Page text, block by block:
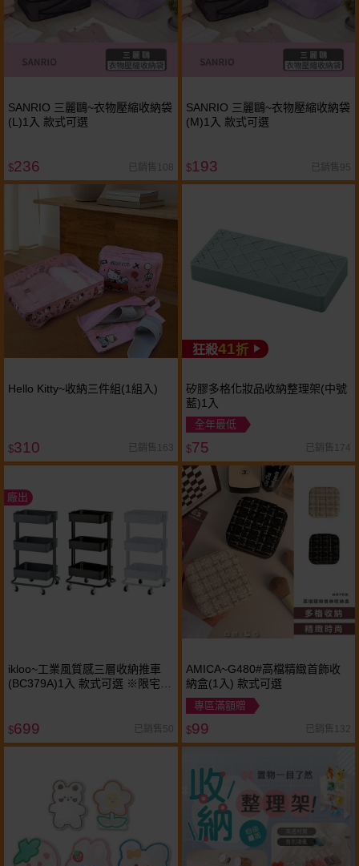
SANRIO 三麗鷗~衣物壓縮收納袋
(L)1入 款式可選
$236 已銷售108
SANRIO 三麗鷗~衣物壓縮收納袋
(M)1入 款式可選
$193 已銷售95
Hello Kitty~收納三件組(1組入)
$310 已銷售163
狂殺41折
矽膠多格化妝品收納整理架(中號
藍)1入
全年最低
$75 已銷售174
廠出
ikloo~工業風質感三層收納推車
(BC379A)1入 款式可選 ※限宅配
$699 已銷售50
AMICA~G480#高檔精緻首飾收
納盒(1入) 款式可選
專區滿額贈
$99 已銷售132